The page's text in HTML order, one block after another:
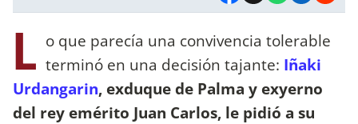
L o que parecía una convivencia tolerable
terminó en una decisión tajante: Iñaki
Urdangarin, exduque de Palma y exyerno
del rey emérito Juan Carlos, le pidió a su